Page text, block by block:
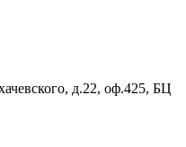
д.22, оф.425, БЦ